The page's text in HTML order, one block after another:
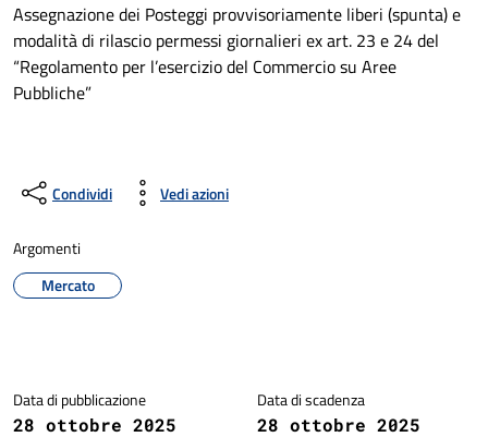
Assegnazione dei Posteggi provvisoriamente liberi (spunta) e
modalità di rilascio permessi giornalieri ex art. 23 e 24 del
“Regolamento per l’esercizio del Commercio su Aree
Pubbliche”
Condividi Vedi azioni
Argomenti
Mercato
Data di pubblicazione
28 ottobre 2025
Data di scadenza
28 ottobre 2025